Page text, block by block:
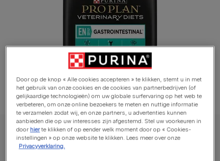
PRO PLAN® Kat Droge voeding
PRO PLAN® VETERINARY DIETS Feline EN
Door op de knop « Alle cookies accepteren » te klikken, stemt u in met
het gebruik van onze cookies en de cookies van partnerbedrijven (of
gelijkaardige technologieën) om uw globale surfervaring op het web te
verbeteren, om onze online bezoekers te meten en nuttige informatie
te verzamelen zodat wij, en onze partners, u advertenties kunnen
aanbieden die op uw interesses zijn afgestemd. Stel uw voorkeuren in
door hierte klikken of op eender welk moment door op « Cookies-
instellingen » op onze website te klikken. Lees meer over onze
Privacyverklaring.